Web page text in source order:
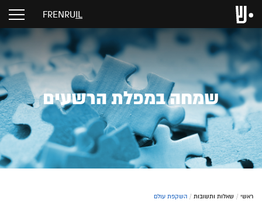
IL
RU
EN
FR
שמחה במפלת הרשעים
ראשי / שאלות ותשובות / השקפת עולם